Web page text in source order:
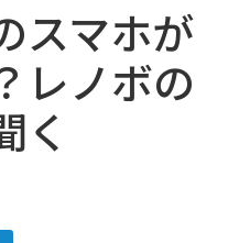
スマホが
レノボの
く